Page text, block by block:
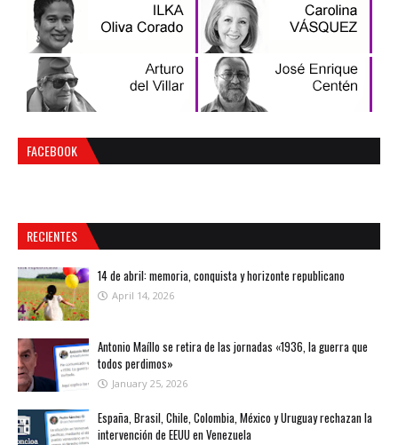
FACEBOOK
RECIENTES
14 de abril: memoria, conquista y horizonte republicano
April 14, 2026
Antonio Maíllo se retira de las jornadas «1936, la guerra que
todos perdimos»
January 25, 2026
España, Brasil, Chile, Colombia, México y Uruguay rechazan la
intervención de EEUU en Venezuela